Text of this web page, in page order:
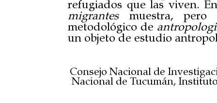
refugiados que las viven.
migrantesmuestra, pero
metodológico de
un objeto de estudio
Consejo Nacional de
Nacional de Tucumán,